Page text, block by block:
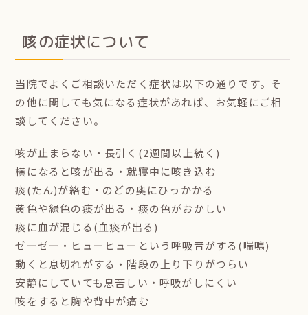
咳の症状について
当院でよくご相談いただく症状は以下の通りです。そ
の他に関しても気になる症状があれば、お気軽にご相
談してください。
咳が止まらない・長引く(2週間以上続く)
横になると咳が出る・就寝中に咳き込む
痰(たん)が絡む・のどの奥にひっかかる
黄色や緑色の痰が出る・痰の色がおかしい
痰に血が混じる(血痰が出る)
ゼーゼー・ヒューヒューという呼吸音がする(喘鳴)
動くと息切れがする・階段の上り下りがつらい
安静にしていても息苦しい・呼吸がしにくい
咳をすると胸や背中が痛む